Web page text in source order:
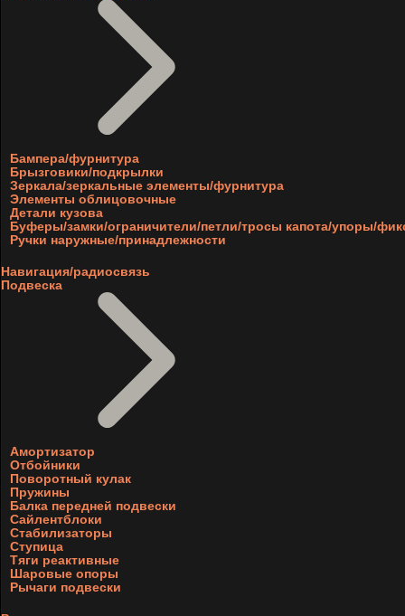
Бампера/фурнитура
Брызговики/подкрылки
Зеркала/зеркальные элементы/фурнитура
Элементы облицовочные
Детали кузова
Буферы/замки/ограничители/петли/тросы капота/упоры/
Ручки наружные/принадлежности
Навигация/радиосвязь
Подвеска
Амортизатор
Отбойники
Поворотный кулак
Пружины
Балка передней подвески
Сайлентблоки
Стабилизаторы
Ступица
Тяги реактивные
Шаровые опоры
Рычаги подвески